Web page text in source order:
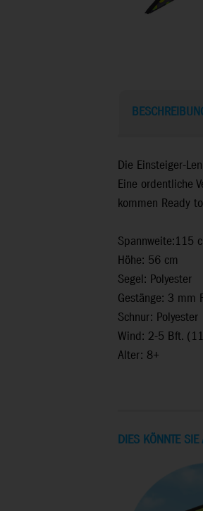
Die Einsteiger-
Eine ordentliche
kommen Ready
Spannweite:115
Höhe: 56 cm
Segel: Polyester
Gestänge: 3 mm
Schnur:
Wind: 2-5 Bft.
Alter: 8+
DIES KÖNNTE SIE